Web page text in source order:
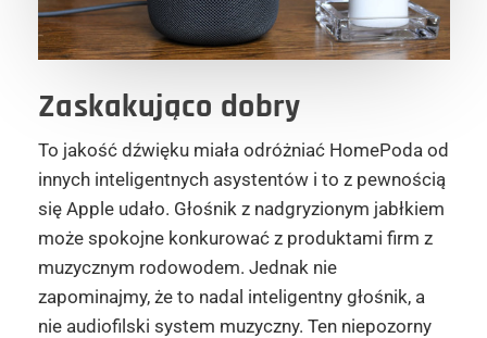
Zaskakująco dobry
To jakość dźwięku miała odróżniać HomePoda od
innych inteligentnych asystentów i to z pewnością
się Apple udało. Głośnik z nadgryzionym jabłkiem
może spokojne konkurować z produktami firm z
muzycznym rodowodem. Jednak nie
zapominajmy, że to nadal inteligentny głośnik, a
nie audiofilski system muzyczny. Ten niepozorny